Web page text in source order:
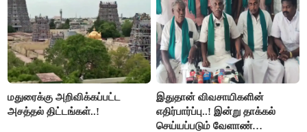
மதுரைக்கு அறிவிக்கப்பட்ட
அசத்தல் திட்டங்கள்..!
இதுதான் விவசாயிகளின்
எதிர்பார்ப்பு..! இன்று தாக்கல்
செய்யப்படும் வேளாண்